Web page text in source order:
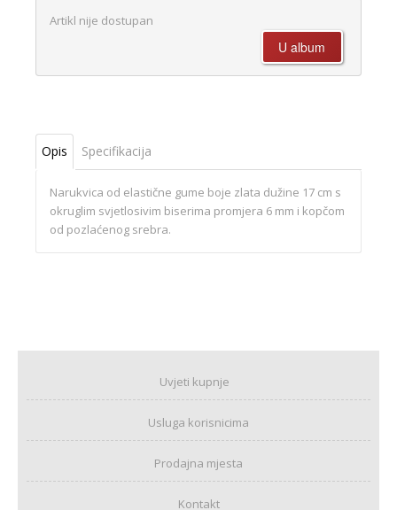
Artikl nije dostupan
Opis Specifikacija
Narukvica od elastične gume boje zlata dužine 17 cm s
okruglim svjetlosivim biserima promjera 6 mm i kopčom
od pozlaćenog srebra.
Uvjeti kupnje
Usluga korisnicima
Prodajna mjesta
Kontakt